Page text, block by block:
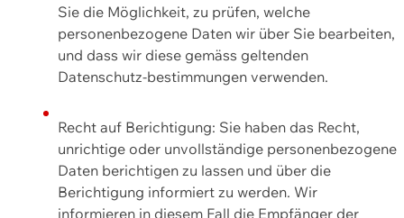
Sie die Möglichkeit, zu prüfen, welche
personenbezogene Daten wir über Sie bearbeiten,
und dass wir diese gemäss geltenden
Datenschutz-bestimmungen verwenden.
Recht auf Berichtigung: Sie haben das Recht,
unrichtige oder unvollständige personenbezogene
Daten berichtigen zu lassen und über die
Berichtigung informiert zu werden. Wir
informieren in diesem Fall die Empfänger der